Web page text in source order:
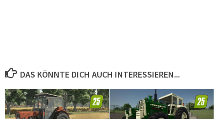
DAS KÖNNTE DICH AUCH INTERESSIEREN...